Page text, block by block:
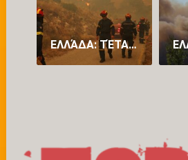
ΕΛΛΆΔΑ: ΤΈΤΑΡΤΗ ΝΎΧΤΑ ΜΆΧΗΣ ΜΕ ΤΙΣ ΦΛΌΓΕΣ ΣΤΑ ΜΈΤΩΠΑ ΤΗΣ ΑΤΤΙΚΉΣ ΚΑΙ ΤΗΣ ΒΟΙΩΤΊΑΣ (PICS)